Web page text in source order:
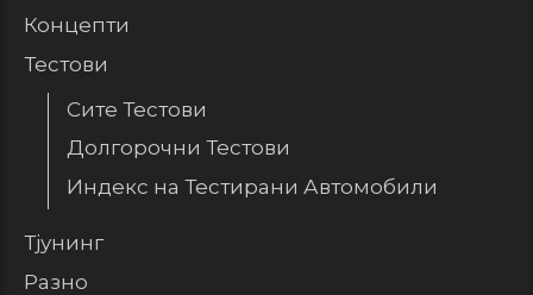
Концепти
Тестови
Сите Тестови
Долгорочни Тестови
Индекс на Тестирани Автомобили
Тјунинг
Разно